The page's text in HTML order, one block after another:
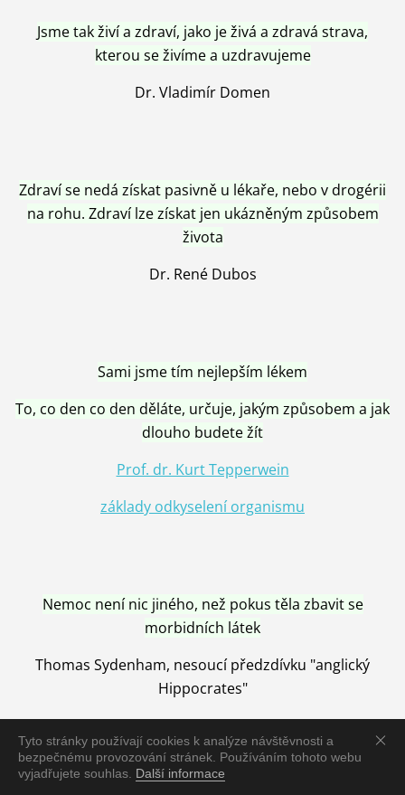
Tyto stránky používají cookies k analýze návštěvnosti a
bezpečnému provozování stránek. Používáním tohoto webu
vyjadřujete souhlas. Další informace
Jsme tak živí a zdraví, jako je živá a zdravá strava,
kterou se živíme a uzdravujeme
Dr. Vladimír Domen
Zdraví se nedá získat pasivně u lékaře, nebo v drogérii
na rohu. Zdraví lze získat jen ukázněným způsobem
života
Dr. René Dubos
Sami jsme tím nejlepším lékem
To, co den co den děláte, určuje, jakým způsobem a jak
dlouho budete žít
Prof. dr. Kurt Tepperwein
základy odkyselení organismu
Nemoc není nic jiného, než pokus těla zbavit se
morbidních látek
Thomas Sydenham, nesoucí předzdívku "anglický
Hippocrates"
Nemoc je vyléčena jen pomocí Přírody, neutralizací a